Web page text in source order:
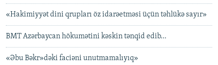
«Hakimiyyət dini qrupları öz idarəetməsi üçün təhlükə sayır»
BMT Azərbaycan hökumətini kəskin tənqid edib...
«Əbu Bəkr»dəki faciəni unutmamalıyıq»